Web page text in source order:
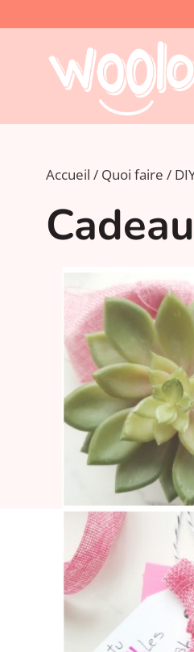
Accueil Quoi faire